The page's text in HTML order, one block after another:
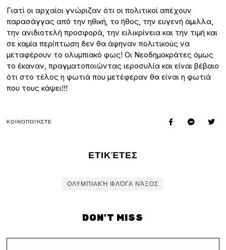
Γιατί οι αρχαίοι γνώριζαν ότι οι πολιτικοί απέχουν
παρασάγγας από την ηθική, το ήθος, την ευγενή άμιλλα,
την ανιδιοτελή προσφορά, την ειλικρίνεια και την τιμή και
σε καμία περίπτωση δεν θα άφηναν πολιτικούς να
μεταφέρουν το ολυμπιακό φως! Οι Νεοδημοκράτες όμως
το έκαναν, πραγματοποιώντας ιεροσυλία και είναι βέβαιο
ότι στο τέλος η φωτιά που μετέφεραν θα είναι η φωτιά
που τους κάψει!!!
ΚΟΙΝΟΠΟΙΉΣΤΕ
ΕΤΙΚΈΤΕΣ
ΟΛΥΜΠΙΑΚΉ ΦΛΌΓΑ ΝΆΞΟΣ
DON'T MISS